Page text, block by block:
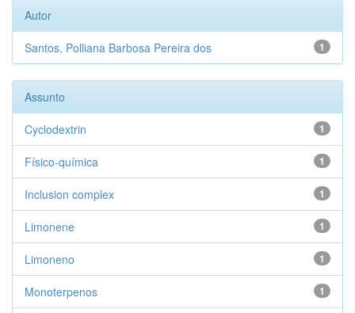
Autor
1
Santos, Polliana Barbosa Pereira dos
Assunto
1
Cyclodextrin
1
Físico-química
1
Inclusion complex
1
Limonene
1
Limoneno
1
Monoterpenos